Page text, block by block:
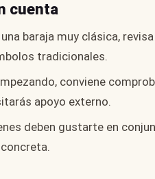
cuenta
baraja muy clásica,
tradicionales.
conviene
apoyo externo.
deben gustarte en